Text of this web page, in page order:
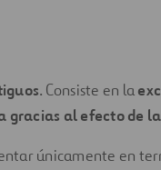
. Consiste en la
gracias al efecto de
únicamente en